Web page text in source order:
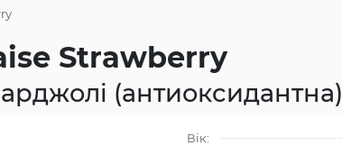
Strawberry
(антиоксидантна)
Вік: